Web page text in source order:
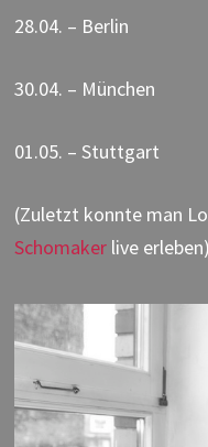
28.04. – Berlin
30.04. – München
01.05. – Stuttgart
(Zuletzt konnte man
Schomakerlive erleben)